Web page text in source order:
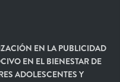
EN LA PUBLICIDAD
EN EL BIENESTAR DE
ADOLESCENTES Y